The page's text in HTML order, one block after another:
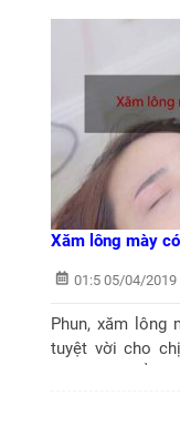
Xăm lông mày
01:5 05/04/2019
Phun, xăm
tuyệt vời cho